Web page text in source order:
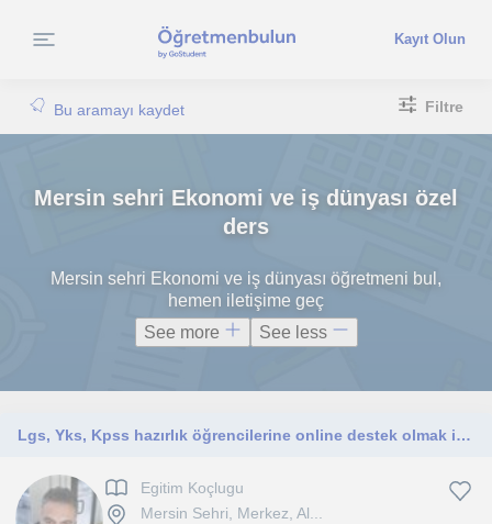
Kayıt Olun
Bu aramayı kaydet Filtre
Mersin sehri Ekonomi ve iş dünyası özel
ders
Mersin sehri Ekonomi ve iş dünyası öğretmeni bul,
hemen iletişime geç
See more
See less
Lgs, Yks, Kpss hazırlık öğrencilerine online destek olmak için buradayım. Ders tekrarı ve soru çözüm planlaması, odaklanma
Egitim Koçlugu
Mersin Sehri, Merkez, Al...